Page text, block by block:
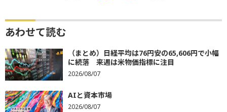
あわせて読む
（まとめ）日経平均は76円安の65,606円で小幅
に続落 来週は米物価指標に注目
2026/08/07
AIと資本市場
2026/08/07